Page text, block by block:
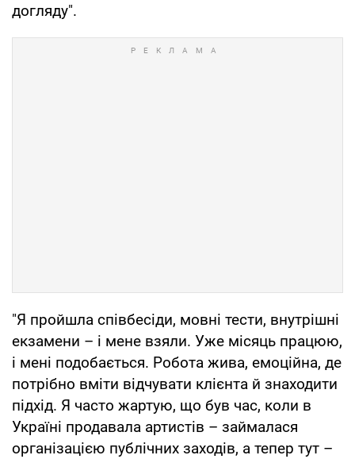
догляду".
"Я пройшла співбесіди, мовні тести, внутрішні
екзамени – і мене взяли. Уже місяць працюю,
і мені подобається. Робота жива, емоційна, де
потрібно вміти відчувати клієнта й знаходити
підхід. Я часто жартую, що був час, коли в
Україні продавала артистів – займалася
організацією публічних заходів, а тепер тут –